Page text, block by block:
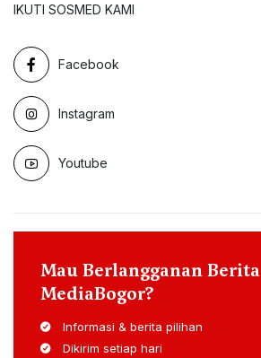
IKUTI SOSMED KAMI
Facebook
Instagram
Youtube
Mau Berlangganan Berita
MediaBogor?
Informasi & berita pilihan
Dikirim setiap hari